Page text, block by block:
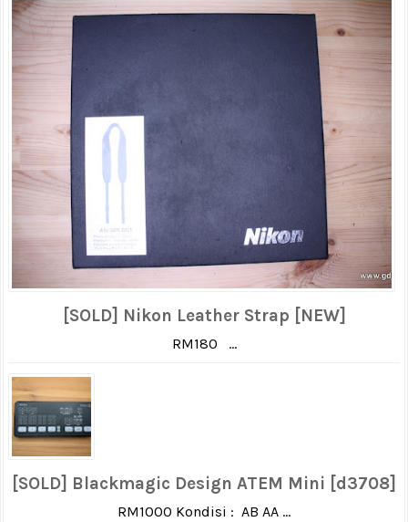
[SOLD] Nikon Leather Strap [NEW]
RM180 ...
[SOLD] Blackmagic Design ATEM Mini [d3708]
RM1000 Kondisi : AB AA ...